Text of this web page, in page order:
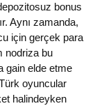
bonus
Aynı zamanda,
için gerçek para
nodriza bu
gain elde etme
oyuncular
halindeyken